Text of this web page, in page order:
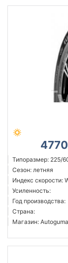
Типоразмер: 225/
Сезон: летняя
Индекс скорости:
Усиленность:
Год производства:
Страна:
Магазин: Autoguma
Усиленная шина
Белая Церковь